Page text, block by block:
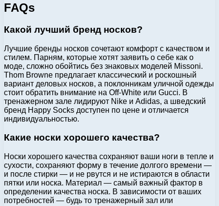
FAQs
Какой лучший бренд носков?
Лучшие бренды носков сочетают комфорт с качеством и
стилем. Парням, которые хотят заявить о себе как о
моде, сложно обойтись без знаковых моделей Missoni.
Thom Browne предлагает классический и роскошный
вариант деловых носков, а поклонникам уличной одежды
стоит обратить внимание на Off-White или Gucci. В
тренажерном зале лидируют Nike и Adidas, а шведский
бренд Happy Socks доступен по цене и отличается
индивидуальностью.
Какие носки хорошего качества?
Носки хорошего качества сохраняют ваши ноги в тепле и
сухости, сохраняют форму в течение долгого времени —
и после стирки — и не рвутся и не истираются в области
пятки или носка. Материал — самый важный фактор в
определении качества носка. В зависимости от ваших
потребностей — будь то тренажерный зал или